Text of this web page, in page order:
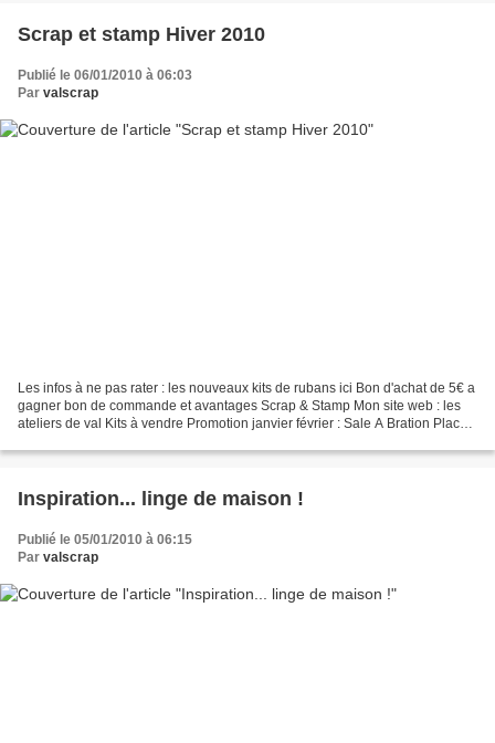
Scrap et stamp Hiver 2010
Publié le 06/01/2010 à 06:03
Par valscrap
Les infos à ne pas rater : les nouveaux kits de rubans ici Bon d'achat de 5€ a
gagner bon de commande et avantages Scrap & Stamp Mon site web : les
ateliers de val Kits à vendre Promotion janvier février : Sale A Bration Place
Inspiration... linge de maison !
Publié le 05/01/2010 à 06:15
Par valscrap